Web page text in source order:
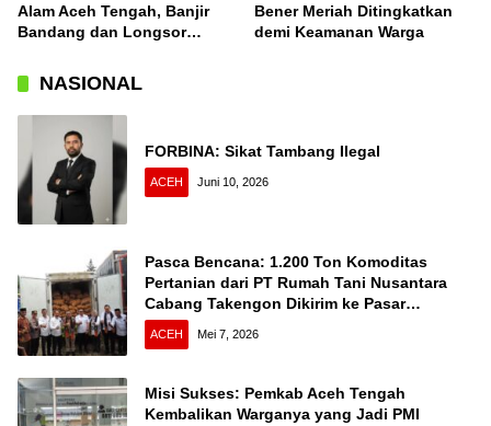
Alam Aceh Tengah, Banjir
Bandang dan Longsor
Bintang
Bener Meriah Ditingkatkan
demi Keamanan Warga
NASIONAL
FORBINA: Sikat Tambang Ilegal
ACEH Juni 10, 2026
Pasca Bencana: 1.200 Ton Komoditas
Pertanian dari PT Rumah Tani Nusantara
Cabang Takengon Dikirim ke Pasar
Nasional
ACEH Mei 7, 2026
Misi Sukses: Pemkab Aceh Tengah
Kembalikan Warganya yang Jadi PMI